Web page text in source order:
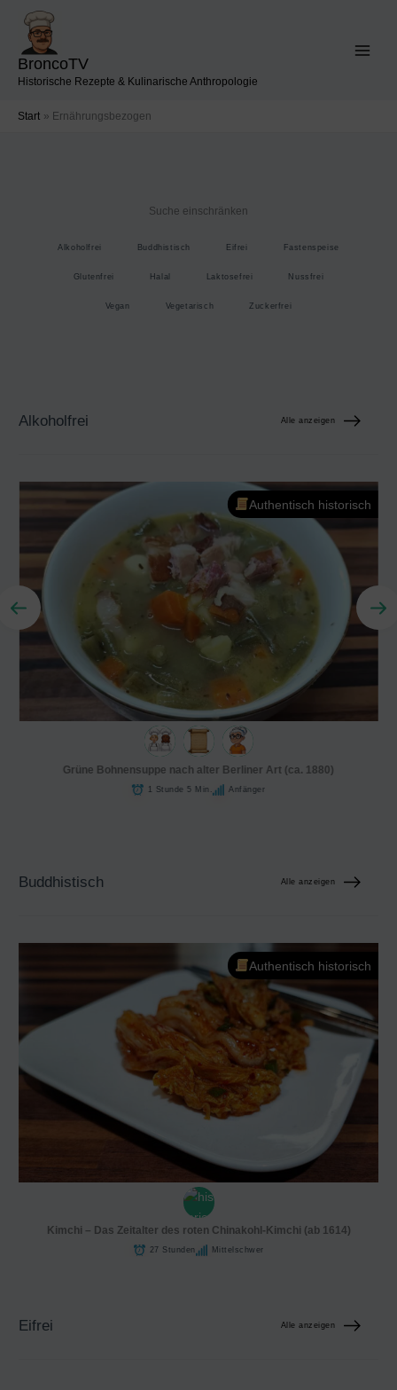
Inhalt
springen
BroncoTV
Historische Rezepte & Kulinarische Anthropologie
Start Ernährungsbezogen
Suche einschränken
Alkoholfrei Buddhistisch Eifrei Fastenspeise
Glutenfrei Halal Laktosefrei Nussfrei
Vegan Vegetarisch Zuckerfrei
Alkoholfrei Alle anzeigen
Authentisch historisch
Grüne Bohnensuppe nach alter Berliner Art (ca. 1880)
1 Stunde 5 Min. Anfänger
Buddhistisch Alle anzeigen
Authentisch historisch
Kimchi – Das Zeitalter des roten Chinakohl-Kimchi (ab 1614)
27 Stunden Mittelschwer
Eifrei Alle anzeigen